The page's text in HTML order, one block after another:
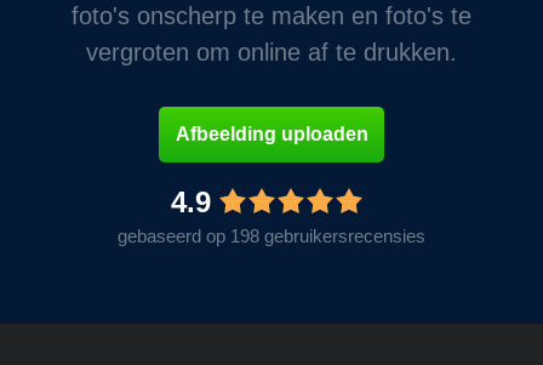
foto's onscherp te maken en foto's te
vergroten om online af te drukken.
Afbeelding uploaden
4.9
gebaseerd op 198 gebruikersrecensies